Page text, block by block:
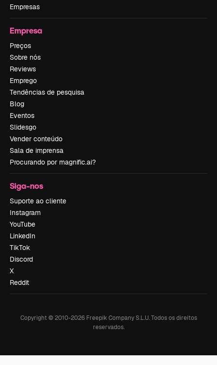
Empresas
Empresa
Preços
Sobre nós
Reviews
Emprego
Tendências de pesquisa
Blog
Eventos
Slidesgo
Vender conteúdo
Sala de imprensa
Procurando por magnific.ai?
Siga-nos
Suporte ao cliente
Instagram
YouTube
LinkedIn
TikTok
Discord
X
Reddit
Copyright © 2010-2026Freepik Company S.L.U. Todos os direitos
reservados.